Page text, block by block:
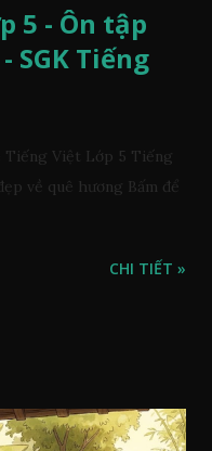
5 - Ôn tập
SGK Tiếng
Tiếng Việt Lớp 5 Tiếng
về quê hương Bấm để
CHI TIẾT »